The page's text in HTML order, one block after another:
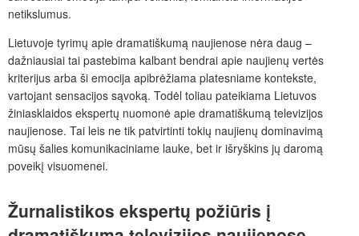
netikslumus.
Lietuvoje tyrimų apie dramatiškumą naujienose nėra daug –
dažniausiai tai pastebima kalbant bendrai apie naujienų vertės
kriterijus arba ši emocija apibrėžiama platesniame kontekste,
vartojant sensacijos sąvoką. Todėl toliau pateikiama Lietuvos
žiniasklaidos ekspertų nuomonė apie dramatiškumą televizijos
naujienose. Tai leis ne tik patvirtinti tokių naujienų dominavimą
mūsų šalies komunikaciniame lauke, bet ir išryškins jų daromą
poveikį visuomenei.
Žurnalistikos ekspertų požiūris į